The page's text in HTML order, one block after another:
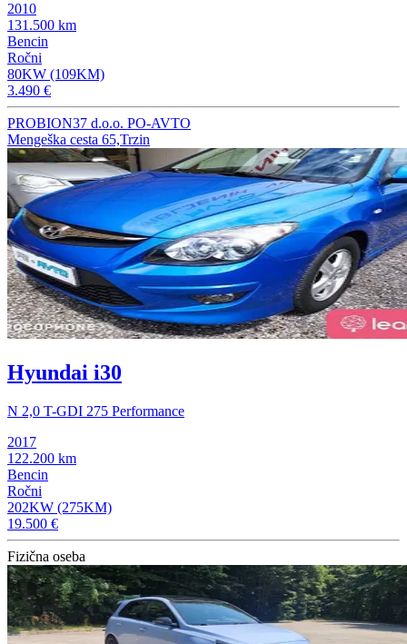
2010
131.500 km
Bencin
Ročni
80KW (109KM)
3.490 €
PROBION37 d.o.o. PO-AVTO
Mengeška cesta 65,Trzin
Hyundai i30
N 2,0 T-GDI 275 Performance
2017
122.200 km
Bencin
Ročni
202KW (275KM)
19.500 €
Fizična oseba